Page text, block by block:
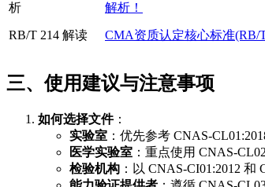
析
解析！
RB/T 214 解读 CMA资质认定核心标准(RB/
三、使用建议与注意事项
如何选择文件：
实验室 ：优先参考 CNAS-
医学实验室 ：重点使用 CNAS-
检验机构 ：以 CNAS-CI01:2012